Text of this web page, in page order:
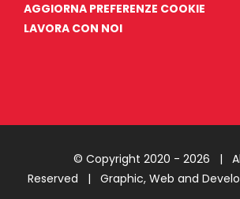
AGGIORNA PREFERENZE COOKIE
LAVORA CON NOI
© Copyright 2020 - 2026 |
Reserved | Graphic, Web and